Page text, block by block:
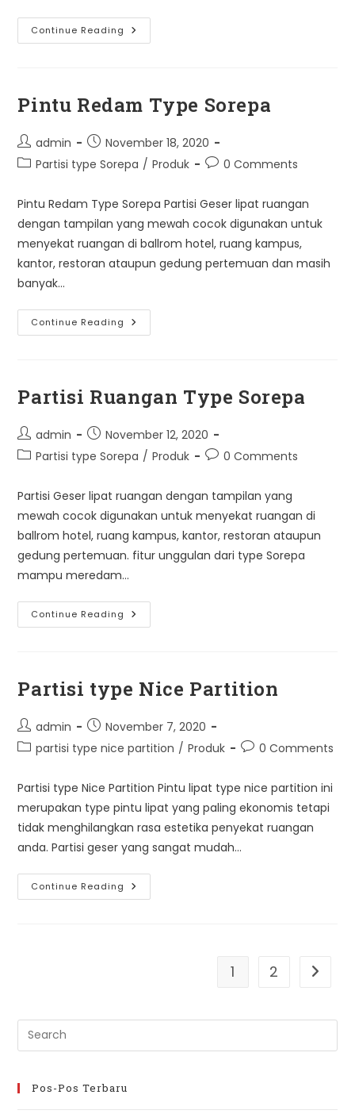
Continue Reading Partisi
Ruangan
Pintu Redam Type Sorepa
Post
author:
admin
Post
published:
November 18, 2020
PostPartisi type Sorepa / Produk
Post0 Comments
Pintu Redam Type Sorepa Partisi Geser lipat ruangan
dengan tampilan yang mewah cocok digunakan untuk
menyekat ruangan di ballrom hotel, ruang kampus,
kantor, restoran ataupun gedung pertemuan dan masih
banyak…
Continue Reading Pintu
Redam
Partisi Ruangan Type Sorepa
Post
author:
admin
Post
published:
November 12, 2020
PostPartisi type Sorepa / Produk
Post0 Comments
Partisi Geser lipat ruangan dengan tampilan yang
mewah cocok digunakan untuk menyekat ruangan di
ballrom hotel, ruang kampus, kantor, restoran ataupun
gedung pertemuan. fitur unggulan dari type Sorepa
mampu meredam…
Continue Reading Partisi
Ruangan
Partisi type Nice Partition
Post
author:
admin
Post
published:
November 7, 2020
Postpartisi type nice partition / Produk
Post0 Comments
Partisi type Nice Partition Pintu lipat type nice partition ini
merupakan type pintu lipat yang paling ekonomis tetapi
tidak menghilangkan rasa estetika penyekat ruangan
anda. Partisi geser yang sangat mudah…
Continue Reading Partisi
Type
1 2 Go to
Pos-Pos Terbaru